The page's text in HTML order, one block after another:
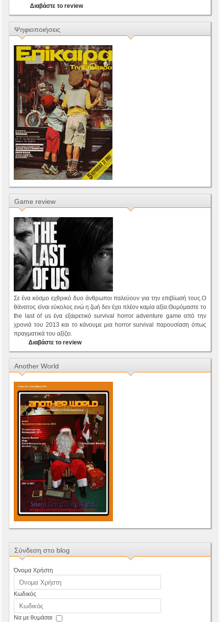
Διαβάστε το review
Ψηφιοποιήσεις
Game review
Σε ένα κόσμο εχθρικό δυο άνθρωποι παλεύουν για την επιβίωσή τους.Ο
θάνατος είναι εύκολος ενώ η ζωή δεν έχει πλέον καμία αξία.Θυμόμαστε το
the last of us ένα εξαιρετικό survival horror adventure game από την
χρονιά του 2013 και το κάνουμε μια horror survival παρουσίαση όπως
πραγματικά του αξίζει.
Διαβάστε το review
Another World
Σύνδεση στο blog
Όνομα Χρήστη
Κωδικός
Να με θυμάσαι